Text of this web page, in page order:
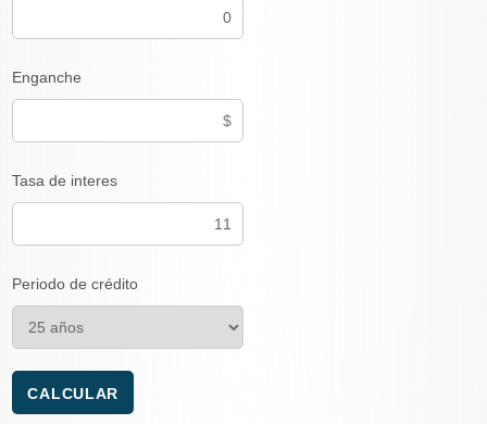
Enganche
Tasa de interes
Periodo de crédito